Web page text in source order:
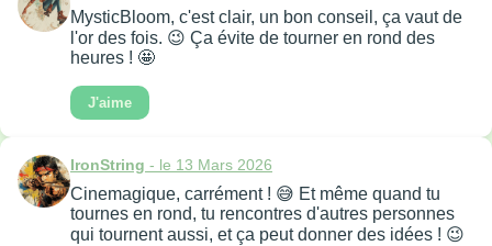
MysticBloom, c'est clair, un bon conseil, ça vaut de
l'or des fois. 😉 Ça évite de tourner en rond des
heures ! 🤩
J'aime
IronString - le 13 Mars 2026
Cinemagique, carrément ! 😅 Et même quand tu
tournes en rond, tu rencontres d'autres personnes
qui tournent aussi, et ça peut donner des idées ! 😉